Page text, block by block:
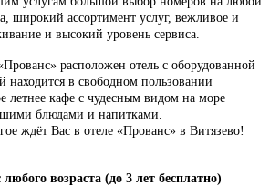
широкий ассортимент услуг, вежливое и
и высокий уровень сервиса.
расположен отель с оборудованной
находится в свободном пользовании
летнее кафе с чудесным видом на море
блюдами и напитками.
ждёт Вас в отеле «Прованс» в Витязево!
возраста (до 3 лет бесплатно)